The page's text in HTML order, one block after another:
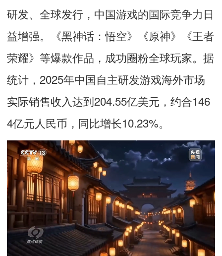
研发、全球发行，中国游戏的国际竞争力日
益增强。《黑神话：悟空》《原神》《王者
荣耀》等爆款作品，成功圈粉全球玩家。据
统计，2025年中国自主研发游戏海外市场
实际销售收入达到204.55亿美元，约合146
4亿元人民币，同比增长10.23%。